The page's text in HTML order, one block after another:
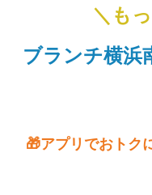
＼も
ブランチ横浜
🎁アプリでおトク